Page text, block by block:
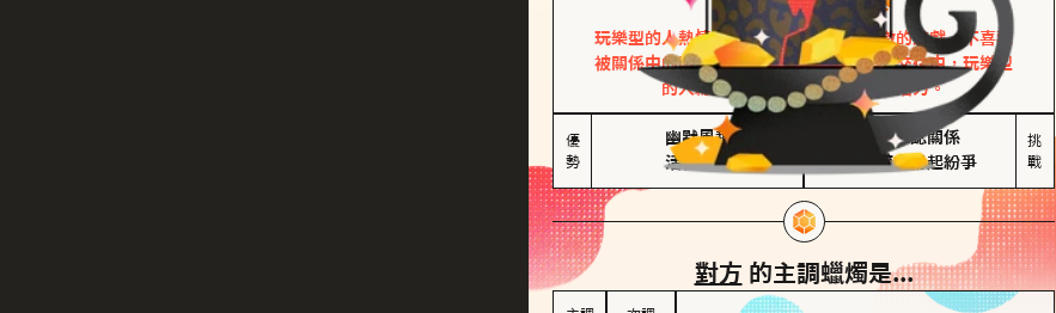
皮革、琥珀
玩樂型的人熱情洋溢，視戀愛為一場刺激的遊戲，不喜歡
被關係中的限制綑綁。無論是約會中還是交往中，玩樂型
的人總能帶來樂趣，讓關係充滿活力。
優
勢
幽默風趣
活在當下
害怕確認關係
桃花較多易起紛爭
挑
戰
對方 的主調蠟燭是...